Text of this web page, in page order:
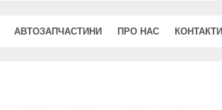
АВТОЗАПЧАСТИНИ ПРО НАС КОНТАКТИ